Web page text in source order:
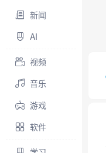
新闻
AI
视频
音乐
游戏
软件